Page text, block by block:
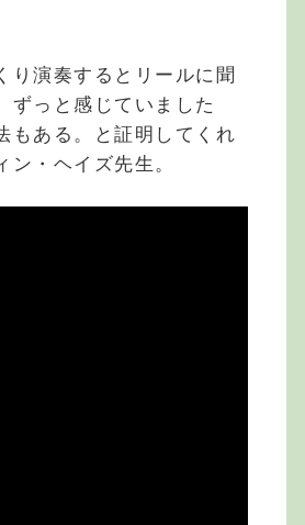
り演奏するとリールに聞
ずっと感じていました
もある。と証明してくれ
ン・ヘイズ先生。